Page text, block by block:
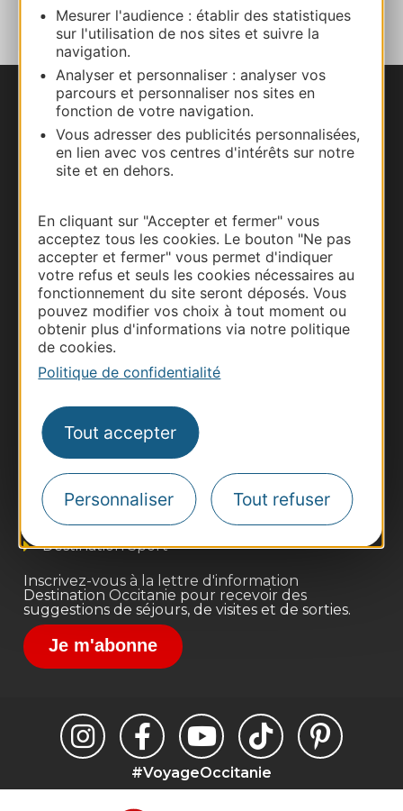
Mesurer l'audience : établir des statistiques
sur l'utilisation de nos sites et suivre la
navigation.
Analyser et personnaliser : analyser vos
parcours et personnaliser nos sites en
fonction de votre navigation.
Vous adresser des publicités personnalisées,
en lien avec vos centres d'intérêts sur notre
site et en dehors.
En cliquant sur "Accepter et fermer" vous
acceptez tous les cookies. Le bouton "Ne pas
accepter et fermer" vous permet d'indiquer
votre refus et seuls les cookies nécessaires au
fonctionnement du site seront déposés. Vous
pouvez modifier vos choix à tout moment ou
obtenir plus d'informations via notre politique
de cookies.
Politique de confidentialité
Tout accepter
Personnaliser Tout refuser
Nous contacter
Carte interactive
Thermalisme
Business/Mice
Site presse et d'influence
Voyagistes
Destination Sport
Inscrivez-vous à la lettre d'information
Destination Occitanie pour recevoir des
suggestions de séjours, de visites et de sorties.
Je m'abonne
#VoyageOccitanie